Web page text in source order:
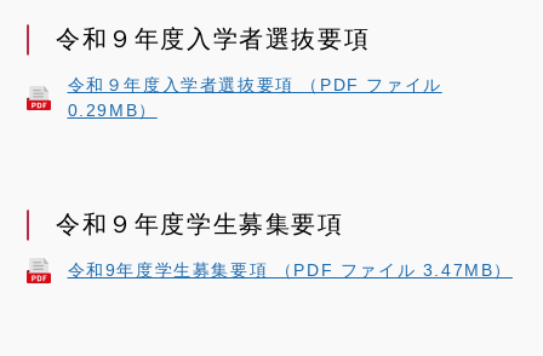
令和９年度入学者選抜要項
令和９年度入学者選抜要項 （PDF ファイル
0.29MB）
令和９年度学生募集要項
令和9年度学生募集要項 （PDF ファイル 3.47MB）